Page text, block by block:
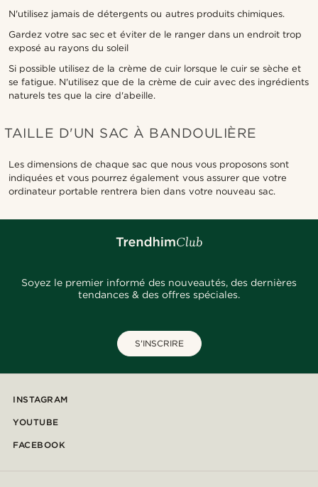
N'utilisez jamais de détergents ou autres produits chimiques.
Gardez votre sac sec et éviter de le ranger dans un endroit trop
exposé au rayons du soleil
Si possible utilisez de la crème de cuir lorsque le cuir se sèche et
se fatigue. N'utilisez que de la crème de cuir avec des ingrédients
naturels tes que la cire d'abeille.
TAILLE D'UN SAC À BANDOULIÈRE
Les dimensions de chaque sac que nous vous proposons sont
indiquées et vous pourrez également vous assurer que votre
ordinateur portable rentrera bien dans votre nouveau sac.
Soyez le premier informé des nouveautés, des dernières
tendances & des offres spéciales.
S'INSCRIRE
INSTAGRAM
YOUTUBE
FACEBOOK